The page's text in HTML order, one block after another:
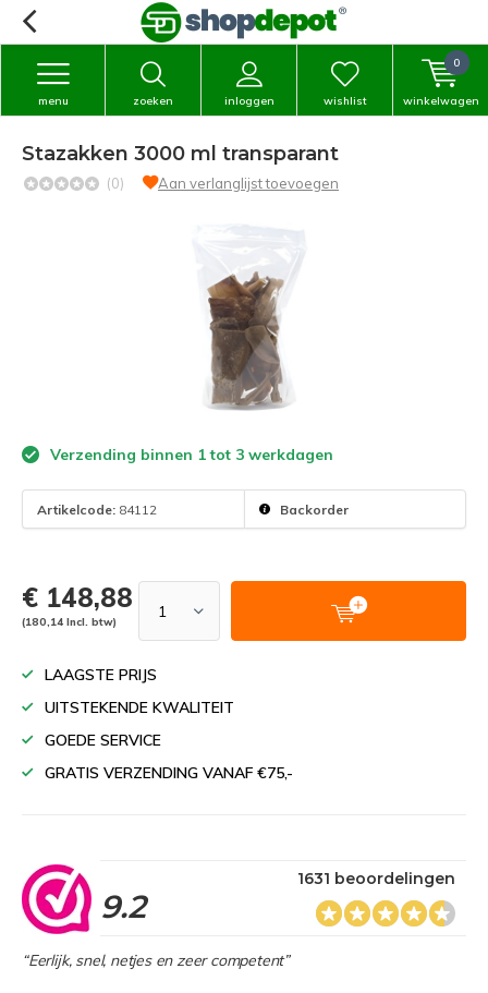
zoeken inloggen
menu wishlist winkelwagen
0
Stazakken 3000 ml transparant
(0) Aan verlanglijst toevoegen
Verzending binnen 1 tot 3 werkdagen
Artikelcode: 84112 Backorder
€ 148,88
(180,14 Incl. btw)
LAAGSTE PRIJS
UITSTEKENDE KWALITEIT
GOEDE SERVICE
GRATIS VERZENDING VANAF €75,-
9.2
1631 beoordelingen
“Eerlijk, snel, netjes en zeer competent”